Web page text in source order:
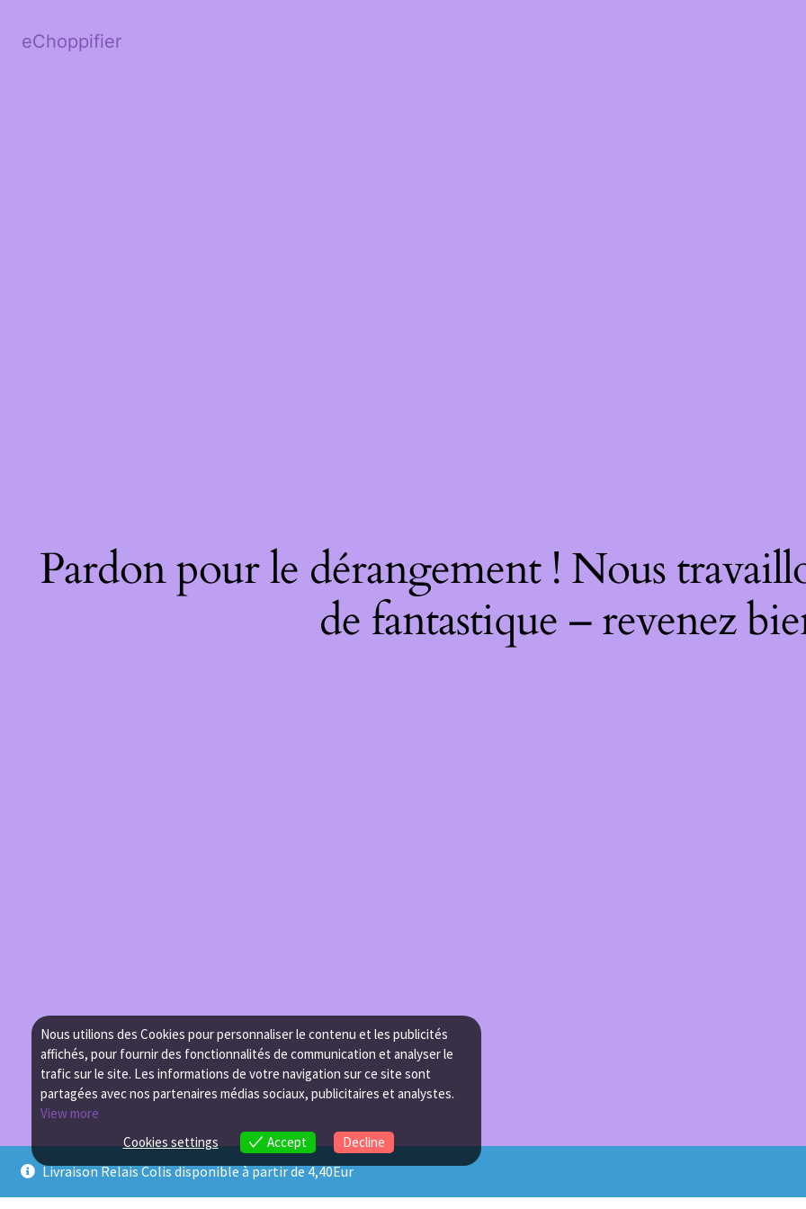
Livraison Relais Colis disponible à partir de 4,40Eur
eChoppifier
Pardon pour le dérangement ! Nous
de fantastique – revenez
Nous utilions des Cookies pour personnaliser le contenu et les publicités
affichés, pour fournir des fonctionnalités de communication et analyser le
trafic sur le site. Les informations de votre navigation sur ce site sont
partagées avec nos partenaires médias sociaux, publicitaires et analystes.
View more
Cookies settings
Accept Decline